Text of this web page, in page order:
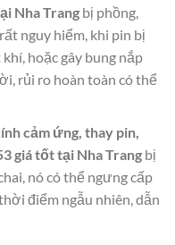
Nha Trangbị phồng,
nguy hiểm, khi pin bị
hoặc gây bung nắp
rủi ro hoàn toàn có thể
cảm ứng, thay pin,
giá tốt tại Nha Trangbị
nó có thể ngưng cấp
điểm ngẫu nhiên, dẫn